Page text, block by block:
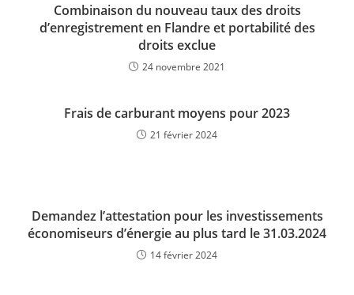
Combinaison du nouveau taux des droits
d’enregistrement en Flandre et portabilité des
droits exclue
24 novembre 2021
Frais de carburant moyens pour 2023
21 février 2024
Demandez l’attestation pour les investissements
économiseurs d’énergie au plus tard le 31.03.2024
14 février 2024